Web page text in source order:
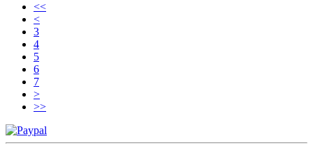
<<
<
3
4
5
6
7
>
>>